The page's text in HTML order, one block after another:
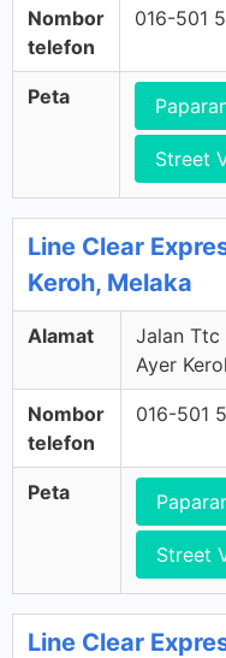
Nombor
telefon
016-501
Peta
Street
Line Clear
Keroh, Melaka
Alamat
Jalan Ttc
Ayer
Nombor
telefon
016-501
Peta
Street
Line Clear